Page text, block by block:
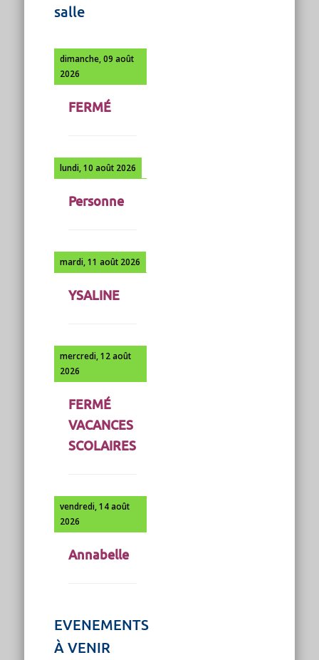
salle
dimanche, 09 août
2026
FERMÉ
lundi, 10 août 2026
Personne
mardi, 11 août 2026
YSALINE
mercredi, 12 août
2026
FERMÉ
VACANCES
SCOLAIRES
vendredi, 14 août
2026
Annabelle
EVENEMENTS
À VENIR